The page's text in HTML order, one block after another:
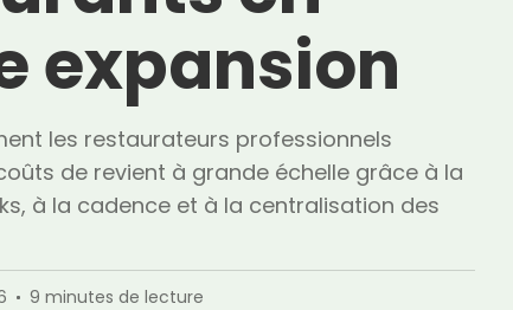
expansion
les restaurateurs professionnels
de revient à grande échelle grâce à la
à la cadence et à la centralisation des
9 minutes de lecture